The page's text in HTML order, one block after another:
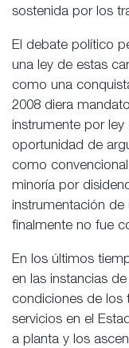
sostenida por los
El debate político
una ley de estas
como una
2008 diera
instrumente por
oportunidad de
como
minoría por
instrumentación de
finalmente no fue
En los últimos
en las instancias
condiciones de los
servicios en el
a planta y los